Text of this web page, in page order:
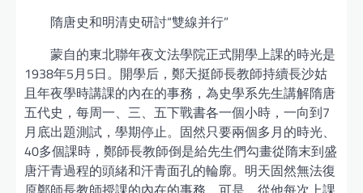
隋唐史和明清史研討“雙線并行”
蒙自的東北聯年夜文法學院正式開學上課的時光是
1938年5月5日。開學后，鄭天挺師長教師持續長沙姑
且年夜學時講課的內在的事務，為史學系先生講解隋唐
五代史，每周一、三、五下戰書各一個小時，一向到7
月底出題測試，學期停止。固然只要兩個多月的時光、
40多個課時，鄭師長教師倒是給先生們勾畫從隋末到盛
唐汗青過程的頭緒和汗青面孔的輪廓。明天固然無法復